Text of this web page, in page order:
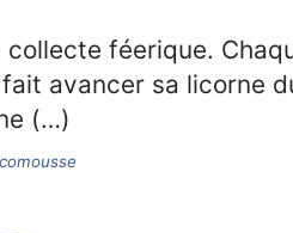
féerique.
avancer sa licorne
(…)